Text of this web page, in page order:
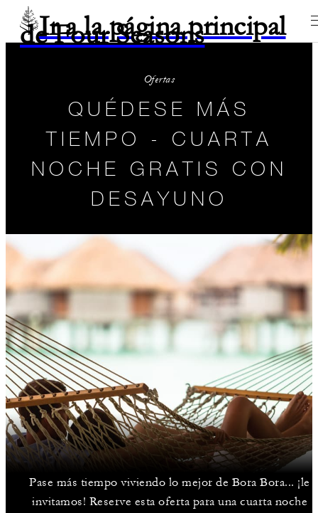
Ir a la página principal
de Four Seasons
Ofertas
QUÉDESE MÁS
TIEMPO - CUARTA
NOCHE GRATIS CON
DESAYUNO
Pase más tiempo viviendo lo mejor de Bora Bora... ¡le
invitamos! Reserve esta oferta para una cuarta noche